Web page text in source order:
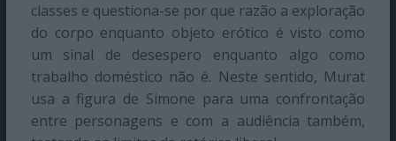
classes e questiona-se por que razão a exploração
do corpo enquanto objeto erótico é visto como
um sinal de desespero enquanto algo como
trabalho doméstico não é. Neste sentido, Murat
usa a figura de Simone para uma confrontação
entre personagens e com a audiência também,